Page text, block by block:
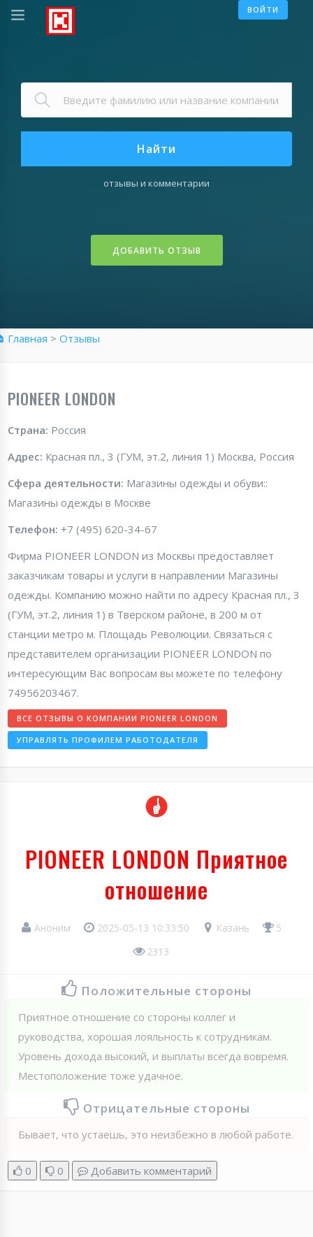
ВОЙТИ
Найти
отзывы и комментарии
ДОБАВИТЬ ОТЗЫВ
Главная > Отзывы
PIONEER LONDON
Страна: Россия
Адрес: Красная пл., 3 (ГУМ, эт.2, линия 1) Москва, Россия
Сфера деятельности: Магазины одежды и обуви::
Магазины одежды в Москве
Телефон: +7 (495) 620-34-67
Фирма PIONEER LONDON из Москвы предоставляет
заказчикам товары и услуги в направлении Магазины
одежды. Компанию можно найти по адресу Красная пл., 3
(ГУМ, эт.2, линия 1) в Тверском районе, в 200 м от
станции метро м. Площадь Революции. Связаться с
представителем организации PIONEER LONDON по
интересующим Вас вопросам вы можете по телефону
74956203467.
ВСЕ ОТЗЫВЫ О КОМПАНИИ PIONEER LONDON
УПРАВЛЯТЬ ПРОФИЛЕМ РАБОТОДАТЕЛЯ
PIONEER LONDON Приятное
отношение
Аноним 2025-05-13 10:33:50 Казань
5
2313
Положительные стороны
Приятное отношение со стороны коллег и
руководства, хорошая лояльность к сотрудникам.
Уровень дохода высокий, и выплаты всегда вовремя.
Местоположение тоже удачное.
Отрицательные стороны
Бывает, что устаешь, это неизбежно в любой работе.
0 0 Добавить комментарий